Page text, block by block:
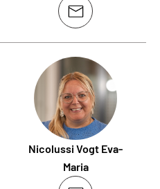
Nicolussi Vogt Eva-
Maria